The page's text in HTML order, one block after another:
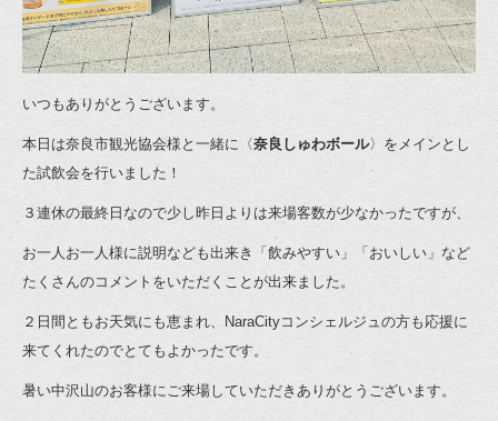
いつもありがとうございます。
本日は奈良市観光協会様と一緒に〈奈良しゅわボール〉をメインとし
た試飲会を行いました！
３連休の最終日なので少し昨日よりは来場客数が少なかったですが、
お一人お一人様に説明なども出来き「飲みやすい」「おいしい」など
たくさんのコメントをいただくことが出来ました。
２日間ともお天気にも恵まれ、NaraCityコンシェルジュの方も応援に
来てくれたのでとてもよかったです。
暑い中沢山のお客様にご来場していただきありがとうございます。